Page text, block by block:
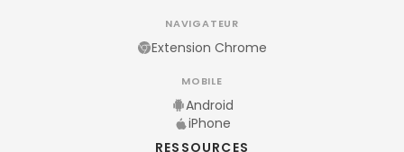
NAVIGATEUR
Extension Chrome
MOBILE
Android
iPhone
RESSOURCES